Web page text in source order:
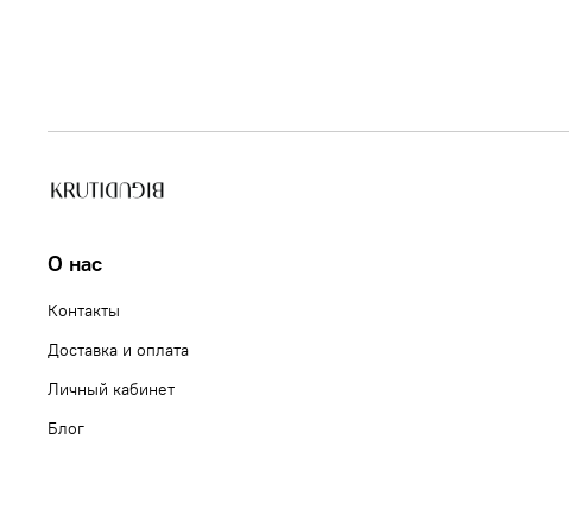
О нас
Контакты
Доставка и оплата
Личный кабинет
Блог